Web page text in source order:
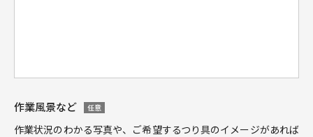
作業風景など 任意
作業状況のわかる写真や、ご希望するつり具のイメージがあれば